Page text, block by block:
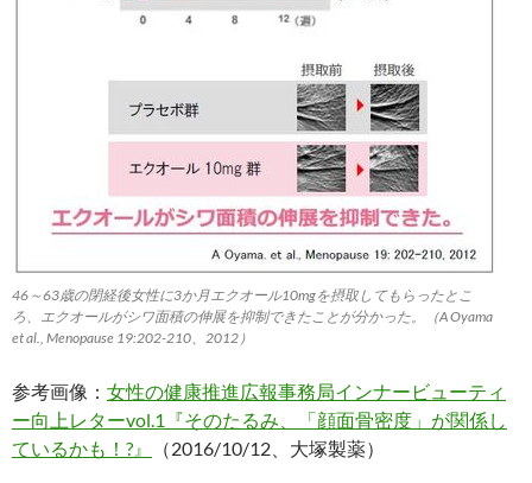
46～63歳の閉経後女性に3か月エクオール10mgを摂取してもらったとこ
ろ、エクオールがシワ面積の伸展を抑制できたことが分かった。（A Oyama
et al., Menopause 19:202-210、2012）
参考画像： 女性の健康推進広報事務局インナービューティ
ー向上レターvol.1『そのたるみ、「顔面骨密度」が関係し
ているかも！?』
（2016/10/12、大塚製薬）